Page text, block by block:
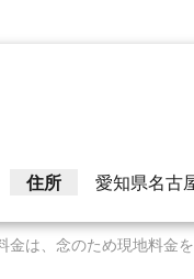
住所 愛知県名古
は、念のため現地料金